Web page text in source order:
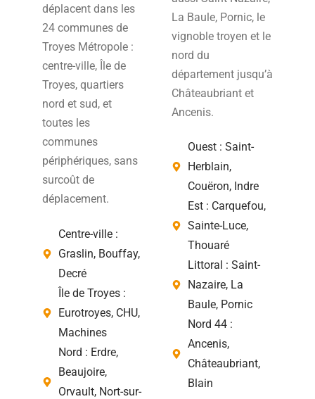
déplacent dans les
24 communes de
Troyes Métropole :
centre-ville, Île de
Troyes, quartiers
nord et sud, et
toutes les
communes
périphériques, sans
surcoût de
déplacement.
Centre-ville :
Graslin, Bouffay,
Decré
Île de Troyes :
Eurotroyes, CHU,
Machines
Nord : Erdre,
Beaujoire,
Orvault, Nort-sur-
La Baule, Pornic, le
vignoble troyen et le
nord du
département jusqu’à
Châteaubriant et
Ancenis.
Ouest : Saint-
Herblain,
Couëron, Indre
Est : Carquefou,
Sainte-Luce,
Thouaré
Littoral : Saint-
Nazaire, La
Baule, Pornic
Nord 44 :
Ancenis,
Châteaubriant,
Blain